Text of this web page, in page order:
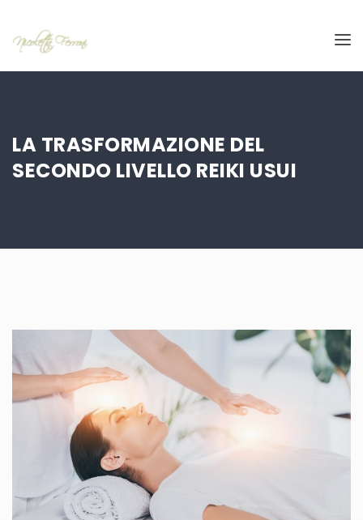
LA TRASFORMAZIONE DEL
SECONDO LIVELLO REIKI USUI